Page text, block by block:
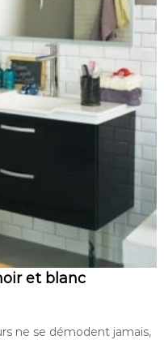
et blanc
ne se démodent jamais,